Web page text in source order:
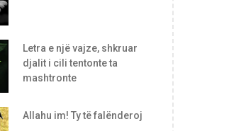
Letra e një vajze, shkruar
djalit i cili tentonte ta
mashtronte
Allahu im! Ty të falënderoj